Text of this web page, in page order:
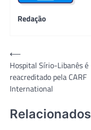
Redação
Navegação
de
Post
⟵
Hospital Sírio-Libanês é
reacreditado pela CARF
International
Relacionados